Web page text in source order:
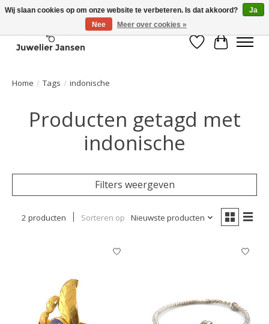
Verlanglijst
Home / Tags / indonische
Producten getagd met
indonische
Filters weergeven
2 producten Sorteren op Nieuwste producten
Wij slaan cookies op om onze website te verbeteren. Is dat akkoord?
Ja
Nee
Meer over cookies »